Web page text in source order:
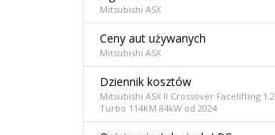
Mitsubishi ASX
Ceny aut używanych
Mitsubishi ASX
Dziennik kosztów
Mitsubishi ASX II Crossover Facelifting 1.2
Turbo 114KM 84kW od 2024